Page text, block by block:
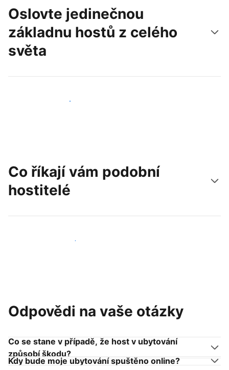
Oslovte jedinečnou
základnu hostů z celého
světa
Oslovit nové hosty už dnes
Co říkají vám podobní
hostitelé
Připojit se k dalším hostitelům
Odpovědi na vaše otázky
Co se stane v případě, že host v ubytování
způsobí škodu?
Kdy bude moje ubytování spuštěno online?